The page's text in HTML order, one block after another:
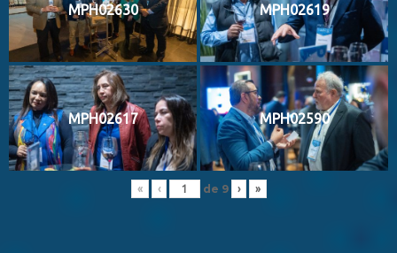
MPH02630 MPH02619
MPH02617 MPH02590
« ‹ de 9 › »